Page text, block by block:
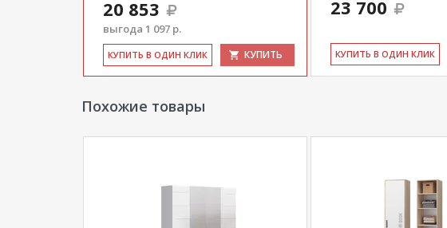
20 853
выгода 1 097 р.
КУ­ПИТЬ В ОДИН КЛИК КУПИТЬ
23 700
КУ­ПИТЬ В ОДИН КЛИК
Похожие товары